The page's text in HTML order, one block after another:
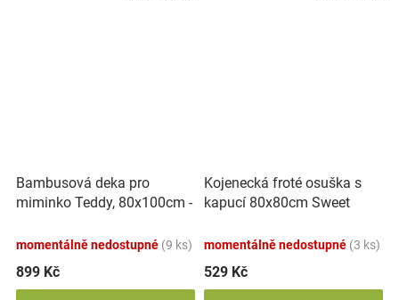
Bambusová deka pro
miminko Teddy, 80x100cm -
momentálně nedostupné (9 ks)
899 Kč
Kojenecká froté osuška s
kapucí 80x80cm Sweet
momentálně nedostupné (3 ks)
529 Kč